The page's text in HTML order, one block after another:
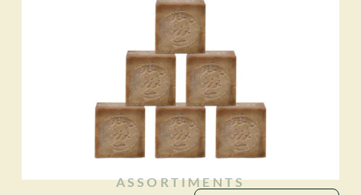
ASSORTIMENTS